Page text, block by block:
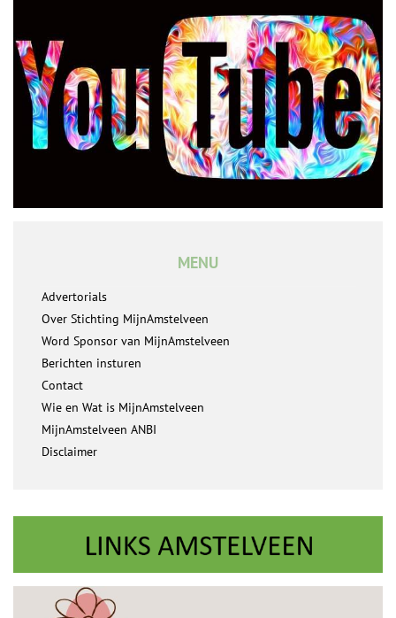
MENU
Advertorials
Over Stichting MijnAmstelveen
Word Sponsor van MijnAmstelveen
Berichten insturen
Contact
Wie en Wat is MijnAmstelveen
MijnAmstelveen ANBI
Disclaimer